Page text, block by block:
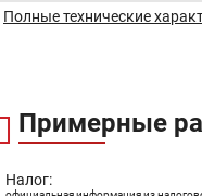
Время зарядки: -
Разгон до 100км/
час:
-
Максимальная
Полные технические
Примерные
Налог: